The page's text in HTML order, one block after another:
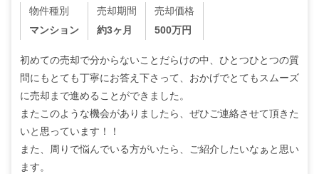
物件種別
マンション
売却期間
約3ヶ月
売却価格
500万円
初めての売却で分からないことだらけの中、ひとつひとつの質
問にもとても丁寧にお答え下さって、おかげでとてもスムーズ
に売却まで進めることができました。
またこのような機会がありましたら、ぜひご連絡させて頂きた
いと思っています！！
また、周りで悩んでいる方がいたら、ご紹介したいなぁと思い
ます。